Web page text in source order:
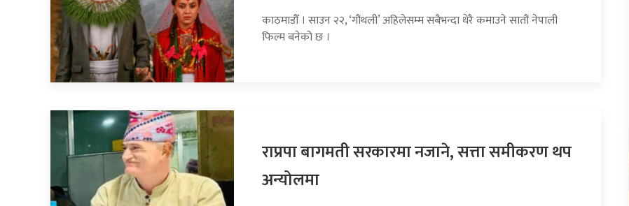
काठमाडौँ । साउन २२, ‘गौंथली’ अहिलेसम्म सबैभन्दा धेरै कमाउने सातौं नेपाली
फिल्म बनेको छ ।
राप्रपा बागमती सरकारमा नजाने, सत्ता समीकरण थप
अन्योलमा